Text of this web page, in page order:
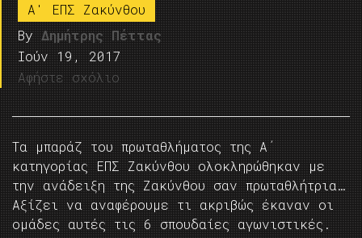
A' ΕΠΣ Ζακύνθου
By Δημήτρης Πέττας
Ιούν 19, 2017
Αφήστε σχόλιο
Τα μπαράζ του πρωταθλήματος της Α΄
κατηγορίας ΕΠΣ Ζακύνθου ολοκληρώθηκαν με
την ανάδειξη της Ζακύνθου σαν πρωταθλήτρια…
Αξίζει να αναφέρουμε τι ακριβώς έκαναν οι
ομάδες αυτές τις 6 σπουδαίες αγωνιστικές.